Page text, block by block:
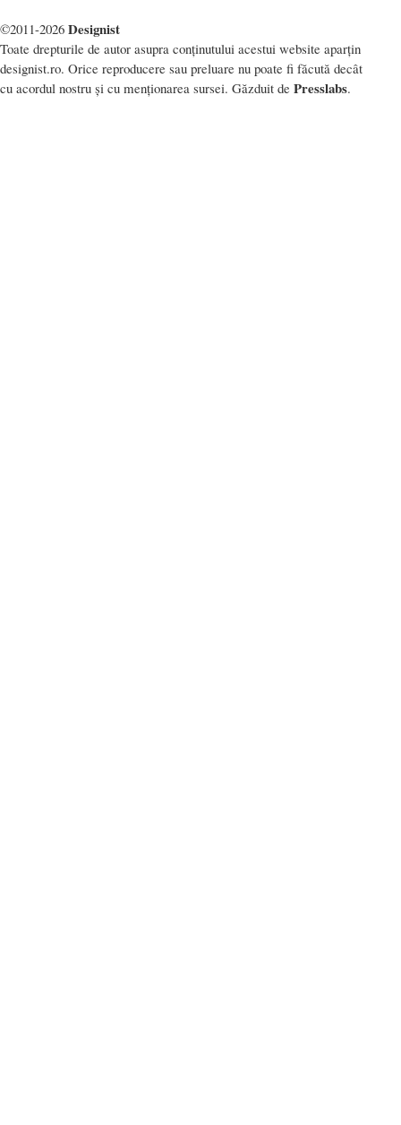
©2011-2026 Designist
Toate drepturile de autor asupra conținutului acestui website aparțin
designist.ro. Orice reproducere sau preluare nu poate fi făcută decât
cu acordul nostru și cu menționarea sursei. Găzduit de Presslabs.